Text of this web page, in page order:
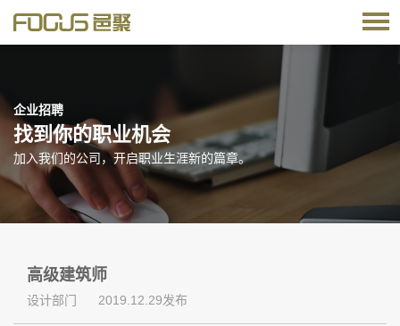
企业招聘
找到你的职业机会
加入我们的公司，开启职业生涯新的篇章。
高级建筑师
设计部门 2019.12.29发布